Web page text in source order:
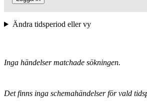
Ändra tidsperiod eller vy
Inga händelser matchade sökningen.
Det finns inga schemahändelser för vald